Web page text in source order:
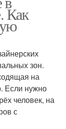
Как
зон.
на
Если нужно
человек, на
с